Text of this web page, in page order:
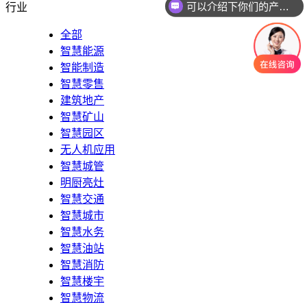
行业
全部
智慧能源
智能制造
智慧零售
建筑地产
智慧矿山
智慧园区
无人机应用
智慧城管
明厨亮灶
智慧交通
智慧城市
智慧水务
智慧油站
智慧消防
智慧楼宇
智慧物流
你们是怎么收费的呢